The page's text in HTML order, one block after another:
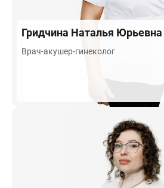
Гридчина Наталья Юрьевна
Врач-акушер-гинеколог